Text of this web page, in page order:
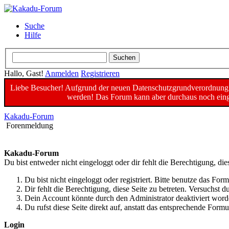
Suche
Hilfe
Hallo, Gast! Anmelden Registrieren
Liebe Besucher! Aufgrund der neuen
werden! Das Forum kann aber durchaus noch
Kakadu-Forum
Forenmeldung
Kakadu-Forum
Du bist entweder nicht eingeloggt oder dir fehlt die Berechtigung,
Du bist nicht eingeloggt oder registriert. Bitte benutze das
Dir fehlt die Berechtigung, diese Seite zu betreten. Versuchst
Dein Account könnte durch den Administrator deaktiviert
Du rufst diese Seite direkt auf, anstatt das entsprechende
Login